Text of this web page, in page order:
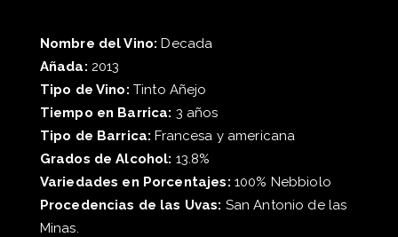
Nombre del Vino: Decada
Añada: 2013
Tipo de Vino: Tinto Añejo
Tiempo en Barrica: 3 años
Tipo de Barrica: Francesa y americana
Grados de Alcohol: 13.8%
Variedades en Porcentajes: 100% Nebbiolo
Procedencias de las Uvas: San Antonio de las
Minas.